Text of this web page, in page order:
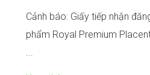
Cảnh báo: Giấy tiếp nhận
phẩm Royal Premium